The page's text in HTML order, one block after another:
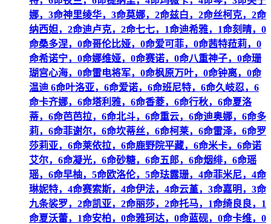
娜，3命神里绫华，3命莫娜，2命兹白，2命丝柯克，2命
纳西妲，2命迪卢克，2命七七，1命迪希雅，1命刻晴，0
命桑多涅，0命哥伦比娅，0命爱可菲，0命茜特菈莉，0
命希诺宁，0命娜维娅，0命赛诺，0命八重神子，0命珊
瑚宫心海，0命雷电将军，0命枫原万叶，0命钟离，0命
温迪 6命叶洛亚，6命爱诺，6命班尼特，6命久岐忍，6
命卡齐娜，6命塔利雅，6命香菱，6命行秋，6命夏洛
蒂，6命芭芭拉，6命北斗，6命重云，6命迪奥娜，6命多
莉，6命菲谢尔，6命坎蒂丝，6命柯莱，6命雷泽，6命罗
莎莉亚，6命莱依拉，6命鹿野院平藏，6命米卡，6命诺
艾尔，6命凝光，6命砂糖，6命五郎，6命烟绯，6命瑶
瑶，6命早柚，5命欧洛伦，5命珐露珊，4命菲米尼，4命
琳妮特，4命赛索斯，4命伊法，4命云堇，3命嘉明，3命
九条裟罗，2命凯亚，2命丽莎，2命托马，1命绮良良，1
命夏沃蕾，1命安柏，0命雅珂达，0命蓝砚，0命卡维，0